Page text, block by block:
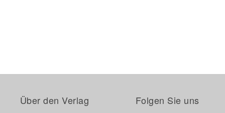
Über den Verlag Folgen Sie uns